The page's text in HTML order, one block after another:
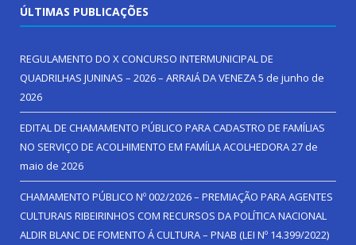
ÚLTIMAS PUBLICAÇÕES
REGULAMENTO DO X CONCURSO INTERMUNICIPAL DE
QUADRILHAS JUNINAS – 2026 – ARRAIÁ DA VENEZA5 de junho de
2026
EDITAL DE CHAMAMENTO PÚBLICO PARA CADASTRO DE FAMÍLIAS
NO SERVIÇO DE ACOLHIMENTO EM FAMÍLIA ACOLHEDORA27 de
maio de 2026
CHAMAMENTO PÚBLICO Nº 002/2026 – PREMIAÇÃO PARA AGENTES
CULTURAIS RIBEIRINHOS COM RECURSOS DA POLÍTICA NACIONAL
ALDIR BLANC DE FOMENTO Á CULTURA – PNAB (LEI Nº 14.399/2022)